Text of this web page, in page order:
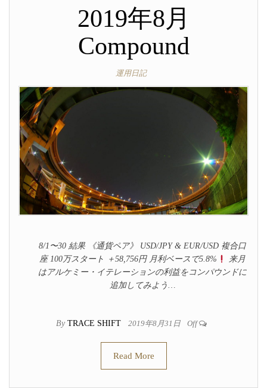
2019年8月
Compound
運用日記
8/1〜30 結果 《通貨ペア》 USD/JPY & EUR/USD 複合口
座 100万スタート ＋58,756円 月利ベースで5.8%
来月
はアルケミー・イテレーションの利益をコンパウンドに
追加してみよう…
By TRACE SHIFT 2019年8月31日 Off
Read More